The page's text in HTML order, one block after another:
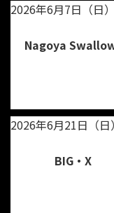
2026年6月7日（日）
Nagoya
2026年6月21日（日）
BIG・X